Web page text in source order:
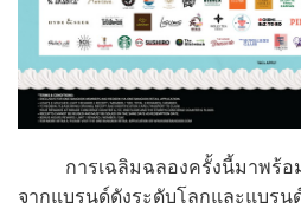
การเฉลิมฉลองครั้งนี้มาพร้อม
จากแบรนด์ดังระดับโลกและแบรน